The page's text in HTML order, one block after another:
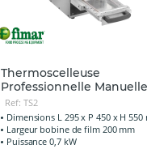
Thermoscelleuse
Professionnelle Manuelle
Ref: TS2
Dimensions L 295 x P 450 x H 550
Largeur bobine de film 200 mm
Puissance 0,7 kW